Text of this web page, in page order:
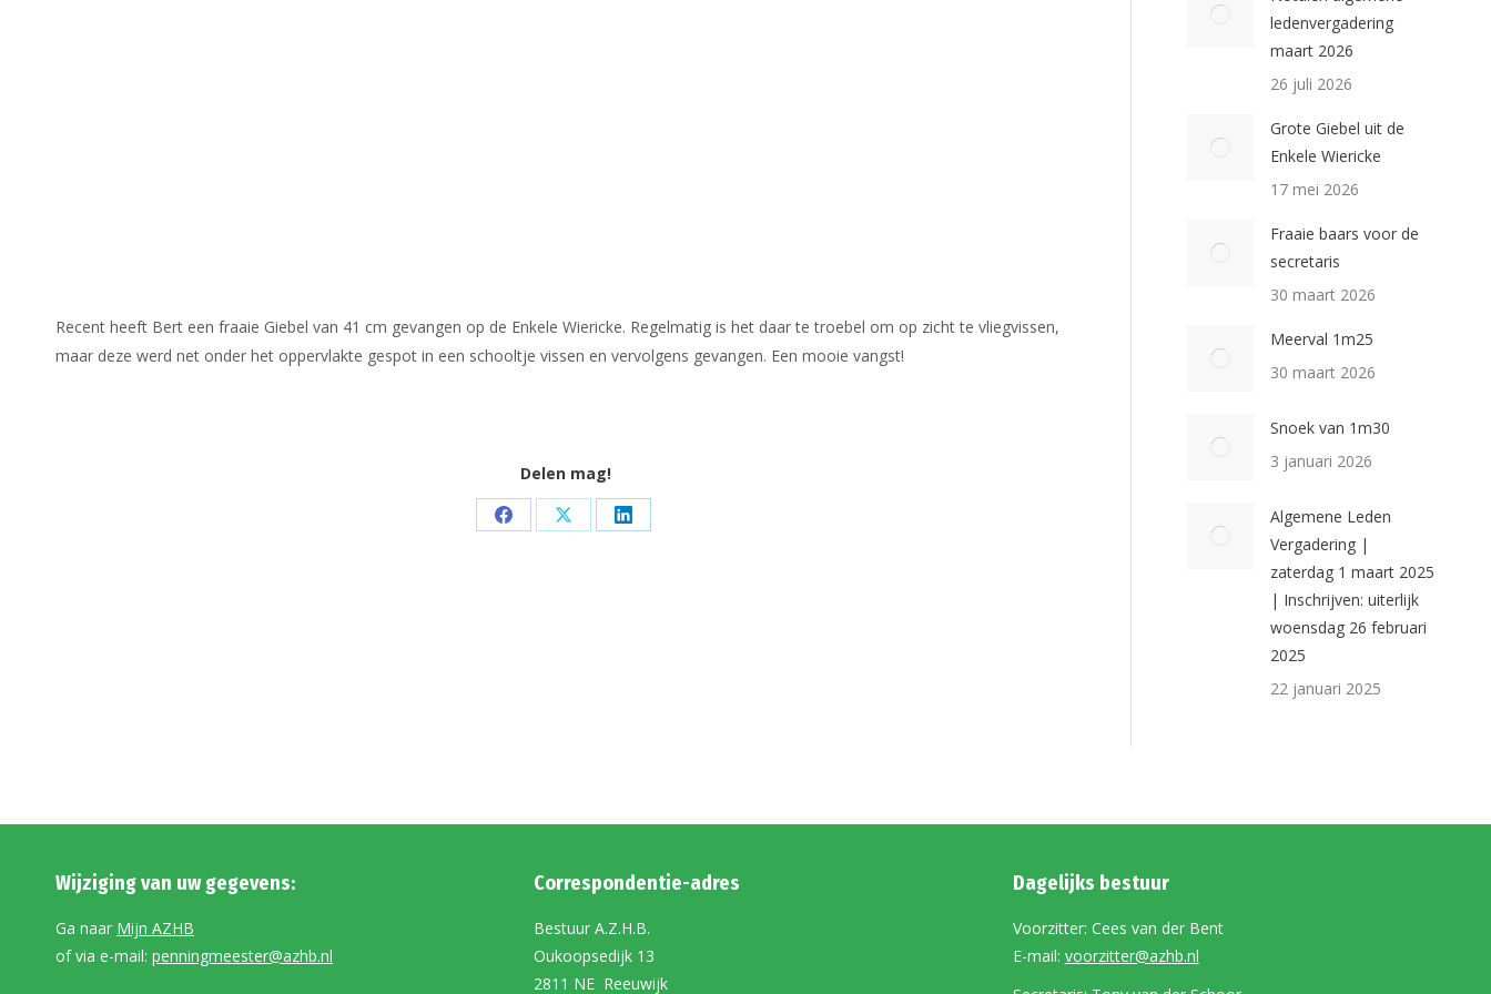
Recent heeft Bert een fraaie Giebel van 41 cm gevangen op de Enkele Wiericke. Regelmatig is het daar te troebel om op zicht te vliegvissen,
maar deze werd net onder het oppervlakte gespot in een schooltje vissen en vervolgens gevangen. Een mooie vangst!
Delen mag!
Share Share Share
ledenvergadering
maart 2026
26 juli 2026
Grote Giebel uit de
Enkele Wiericke
17 mei 2026
Fraaie baars voor de
secretaris
30 maart 2026
Meerval 1m25
30 maart 2026
Snoek van 1m30
3 januari 2026
Algemene Leden
Vergadering |
zaterdag 1 maart 2025
| Inschrijven: uiterlijk
woensdag 26 februari
2025
22 januari 2025
Wijziging van uw gegevens:
Ga naar Mijn AZHB
of via e-mail: penningmeester@azhb.nl
Correspondentie-adres
Bestuur A.Z.H.B.
Oukoopsedijk 13
2811 NE Reeuwijk
Dagelijks bestuur
Voorzitter: Cees van der Bent
E-mail: voorzitter@azhb.nl